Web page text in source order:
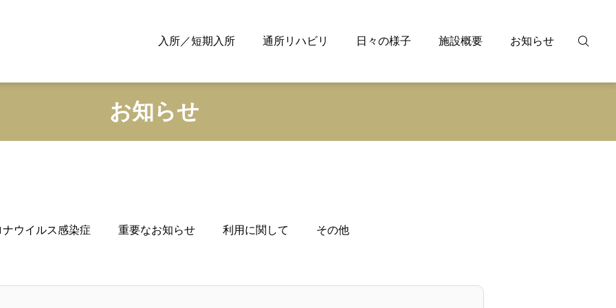
入所／短期入所 通所リハビリ 日々の様子 施設概要 お知らせ
お知らせ
ウイルス感染症 重要なお知らせ 利用に関して その他